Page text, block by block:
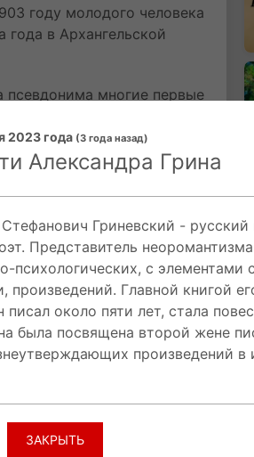
году молодого человека
в Архангельской
псевдонима многие первые
переводе.
вплоть до февральской
связистом. Там тяжело
произведением
жене писателя Нине,
увидел в витрине с
почти пять лет.
Петрограде,
в никуда» и
ходил в гости к
Грина».
2023 года (3 года назад)
Александра Грина
Гриневский - русский
Представитель
психологических, с элементами
произведений. Главной книгой
писал около пяти лет, стала
была посвящена второй жене
произведений в
ЗАКРЫТЬ